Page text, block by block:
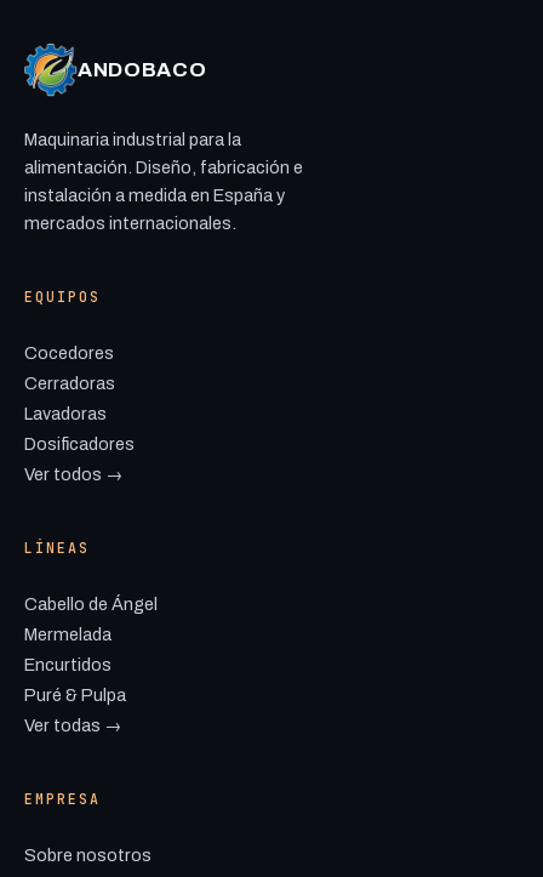
ANDOBACO
Maquinaria industrial para la
alimentación. Diseño, fabricación e
instalación a medida en España y
mercados internacionales.
EQUIPOS
Cocedores
Cerradoras
Lavadoras
Dosificadores
Ver todos →
LÍNEAS
Cabello de Ángel
Mermelada
Encurtidos
Puré & Pulpa
Ver todas →
EMPRESA
Sobre nosotros